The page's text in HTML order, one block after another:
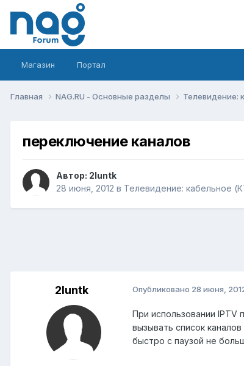
Магазин Портал
Главная NAG.RU - Основные разделы Телевидение:
переключение каналов
Автор: 2luntk
28 июня, 2012 в Телевидение: кабельное
2luntk Опубликовано 28 июня,
При использовании IPTV
вызывать список
быстро с паузой не